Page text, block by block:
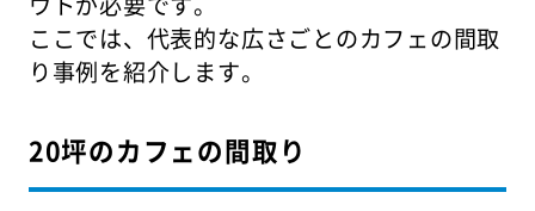
ここでは、代表的な広さごとのカフェの間取
り事例を紹介します。
20坪のカフェの間取り